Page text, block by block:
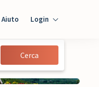
Aiuto Login
Ospiti
Cerca